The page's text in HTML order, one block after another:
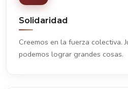
Solidaridad
Creemos en la fuerza colectiva.
podemos lograr grandes cosas.